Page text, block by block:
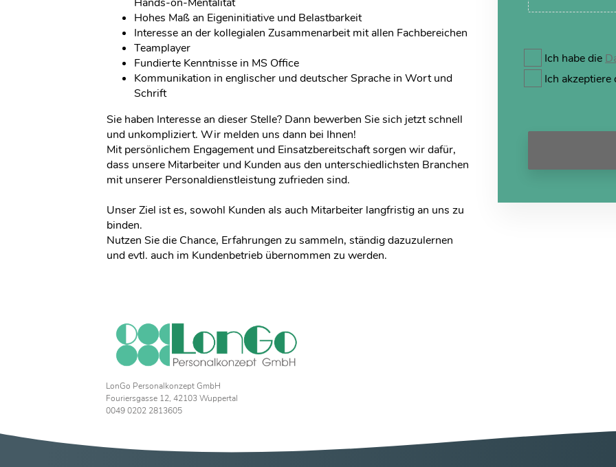
Ich habe die
Ich
Hohes Maß an Eigeninitiative und Belastbarkeit
Interesse an der kollegialen Zusammenarbeit mit allen Fachbereichen
Teamplayer
Fundierte Kenntnisse in MS Office
Kommunikation in englischer und deutscher Sprache in Wort und
Schrift
Sie haben Interesse an dieser Stelle? Dann bewerben Sie sich jetzt schnell
und unkompliziert. Wir melden uns dann bei Ihnen!
Mit persönlichem Engagement und Einsatzbereitschaft sorgen wir dafür,
dass unsere Mitarbeiter und Kunden aus den unterschiedlichsten Branchen
mit unserer Personaldienstleistung zufrieden sind.
Unser Ziel ist es, sowohl Kunden als auch Mitarbeiter langfristig an uns zu
binden.
Nutzen Sie die Chance, Erfahrungen zu sammeln, ständig dazuzulernen
und evtl. auch im Kundenbetrieb übernommen zu werden.
LonGo Personalkonzept GmbH
Fouriersgasse 12, 42103 Wuppertal
0049 0202 2813605